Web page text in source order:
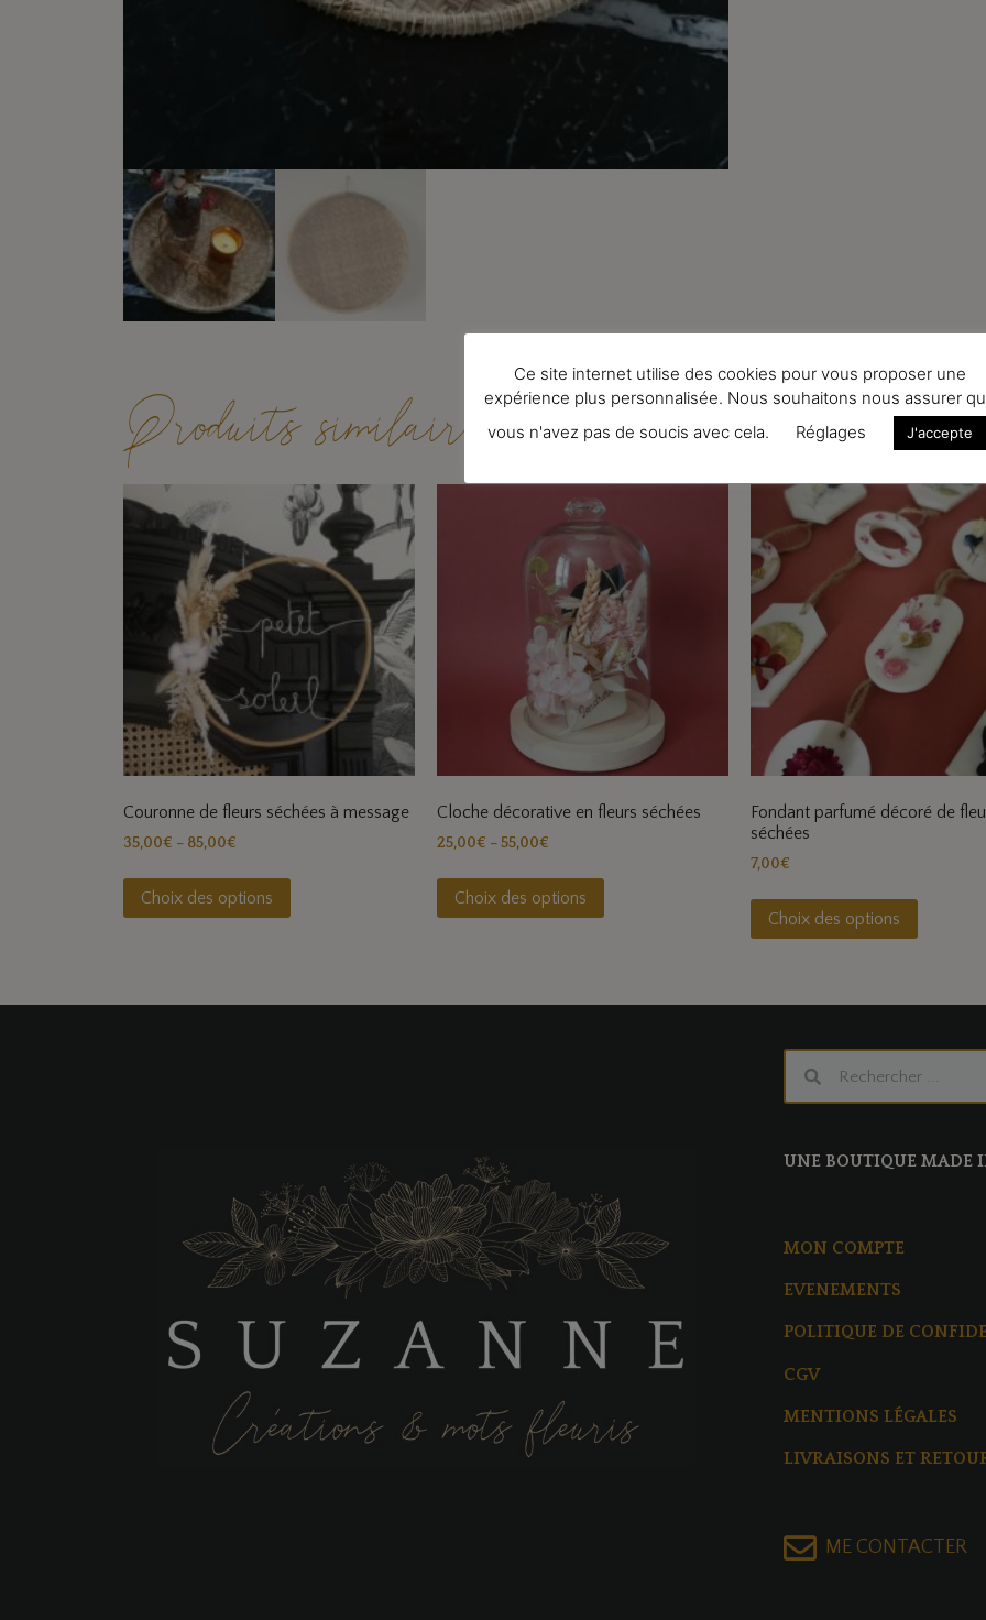
Produits similaires
Couronne de fleurs séchées à message
35,00€ – 85,00€
Choix des options
Cloche décorative en fleurs séchées
25,00€ –55,00€
Choix des options
Fondant parfumé décoré de
séchées
7,00€
Choix des options
UNE BOUTIQUE MADE
MON COMPTE
EVENEMENTS
POLITIQUE DE
CGV
MENTIONS LÉGALES
LIVRAISONS ET
ME CONTACTER
Ce site internet utilise des cookies pour vous proposer une
expérience plus personnalisée. Nous souhaitons nous assurer
vous n'avez pas de soucis avec cela.
Réglages J'accepte